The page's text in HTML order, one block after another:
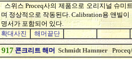
스위스 Proceq사의 제품으로 오리지널 슈미
며 정상적으로 작동된다. Calibration용 앤빌
명서가 포함되어 있다.
확대사진
해머끝단
917콘크리트 해머 Schmidt Hammer